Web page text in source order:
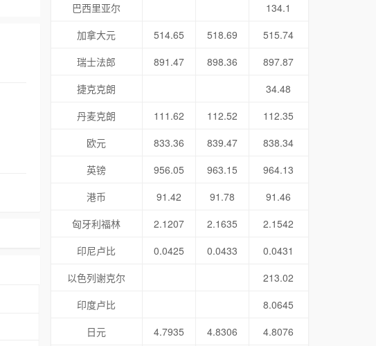
巴西里亚尔
134.1
加拿大元
514.65 518.69
515.74
瑞士法郎
891.47 898.36
897.87
捷克克朗
34.48
丹麦克朗
111.62 112.52
112.35
欧元
833.36 839.47
838.34
英镑
956.05 963.15
964.13
港币
91.42 91.78
91.46
匈牙利福林
2.1207 2.1635
2.1542
印尼卢比
0.0425 0.0433
0.0431
以色列谢克尔
213.02
印度卢比
8.0645
日元
4.7935 4.8306
4.8076